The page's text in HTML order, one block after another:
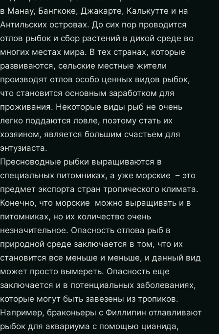
в Манау, Бангкоке, Джакарте, Калькутте и на
Антильских островах. До сих пор проводится
отлов рыбок и сбор растений в дикой среде во
многих местах мира. В тех странах, которые
развиваются, сельские местные жители
производят отлов особо ценных видов рыбок,
что становится основным заработком для
проживания. Некоторые виды рыб не очень
легко поддаются ловле, поэтому стать их
хозяином, является большим счастьем для
энтузиаста.
Пресноводные рыбки выращиваются в
специальных питомниках, а уже морские – это
предмет экспорта стран тропического климата.
Конечно, что морские можно выращивать и в
питомниках, но их количество очень
незначительное. Опасность отлова рыб в
природной среде заключается в том, что их
становится все меньше и меньше, и данный вид
может просто вымереть. Опасность еще
заключается и в потенциальных заболеваниях,
которые могут быть завезены из тропиков.
Например, браконьеры с Филлипин отлавливают
рыбок для аквариума с помощью цианида,